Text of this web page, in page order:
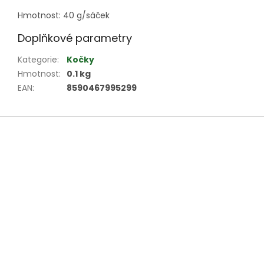
Hmotnost: 40 g/sáček
Doplňkové parametry
Kategorie:
Kočky
Hmotnost: 0.1 kg
EAN: 8590467995299
Z